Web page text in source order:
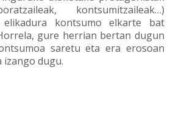
kontsumitzaileak…)
kontsumo elkarte bat
gure herrian bertan dugun
saretu eta era erosoan
dugu.